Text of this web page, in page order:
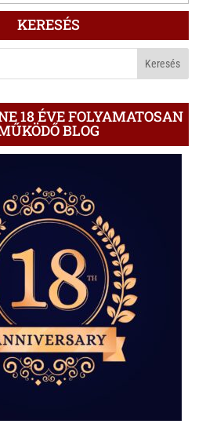
KERESÉS
18 ÉVE FOLYAMATOSAN
BLOG